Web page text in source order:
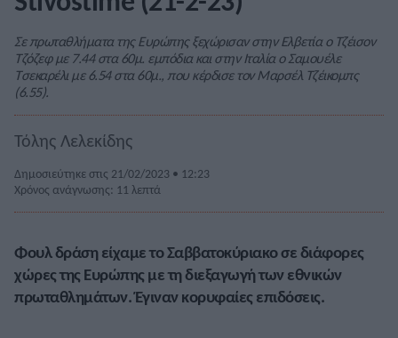
Σε πρωταθλήματα της Ευρώπης ξεχώρισαν στην Ελβετία ο Τζέισον
Τζόζεφ με 7.44 στα 60μ. εμπόδια και στην Ιταλία ο Σαμουέλε
Τσεκαρέλι με 6.54 στα 60μ., που κέρδισε τον Μαρσέλ Τζέικομπς
(6.55).
Τόλης Λελεκίδης
Δημοσιεύτηκε στις 21/02/2023 • 12:23
Χρόνος ανάγνωσης: 11 λεπτά
Φουλ δράση είχαμε το Σαββατοκύριακο σε διάφορες
χώρες της Ευρώπης με τη διεξαγωγή των εθνικών
πρωταθλημάτων. Έγιναν κορυφαίες επιδόσεις.